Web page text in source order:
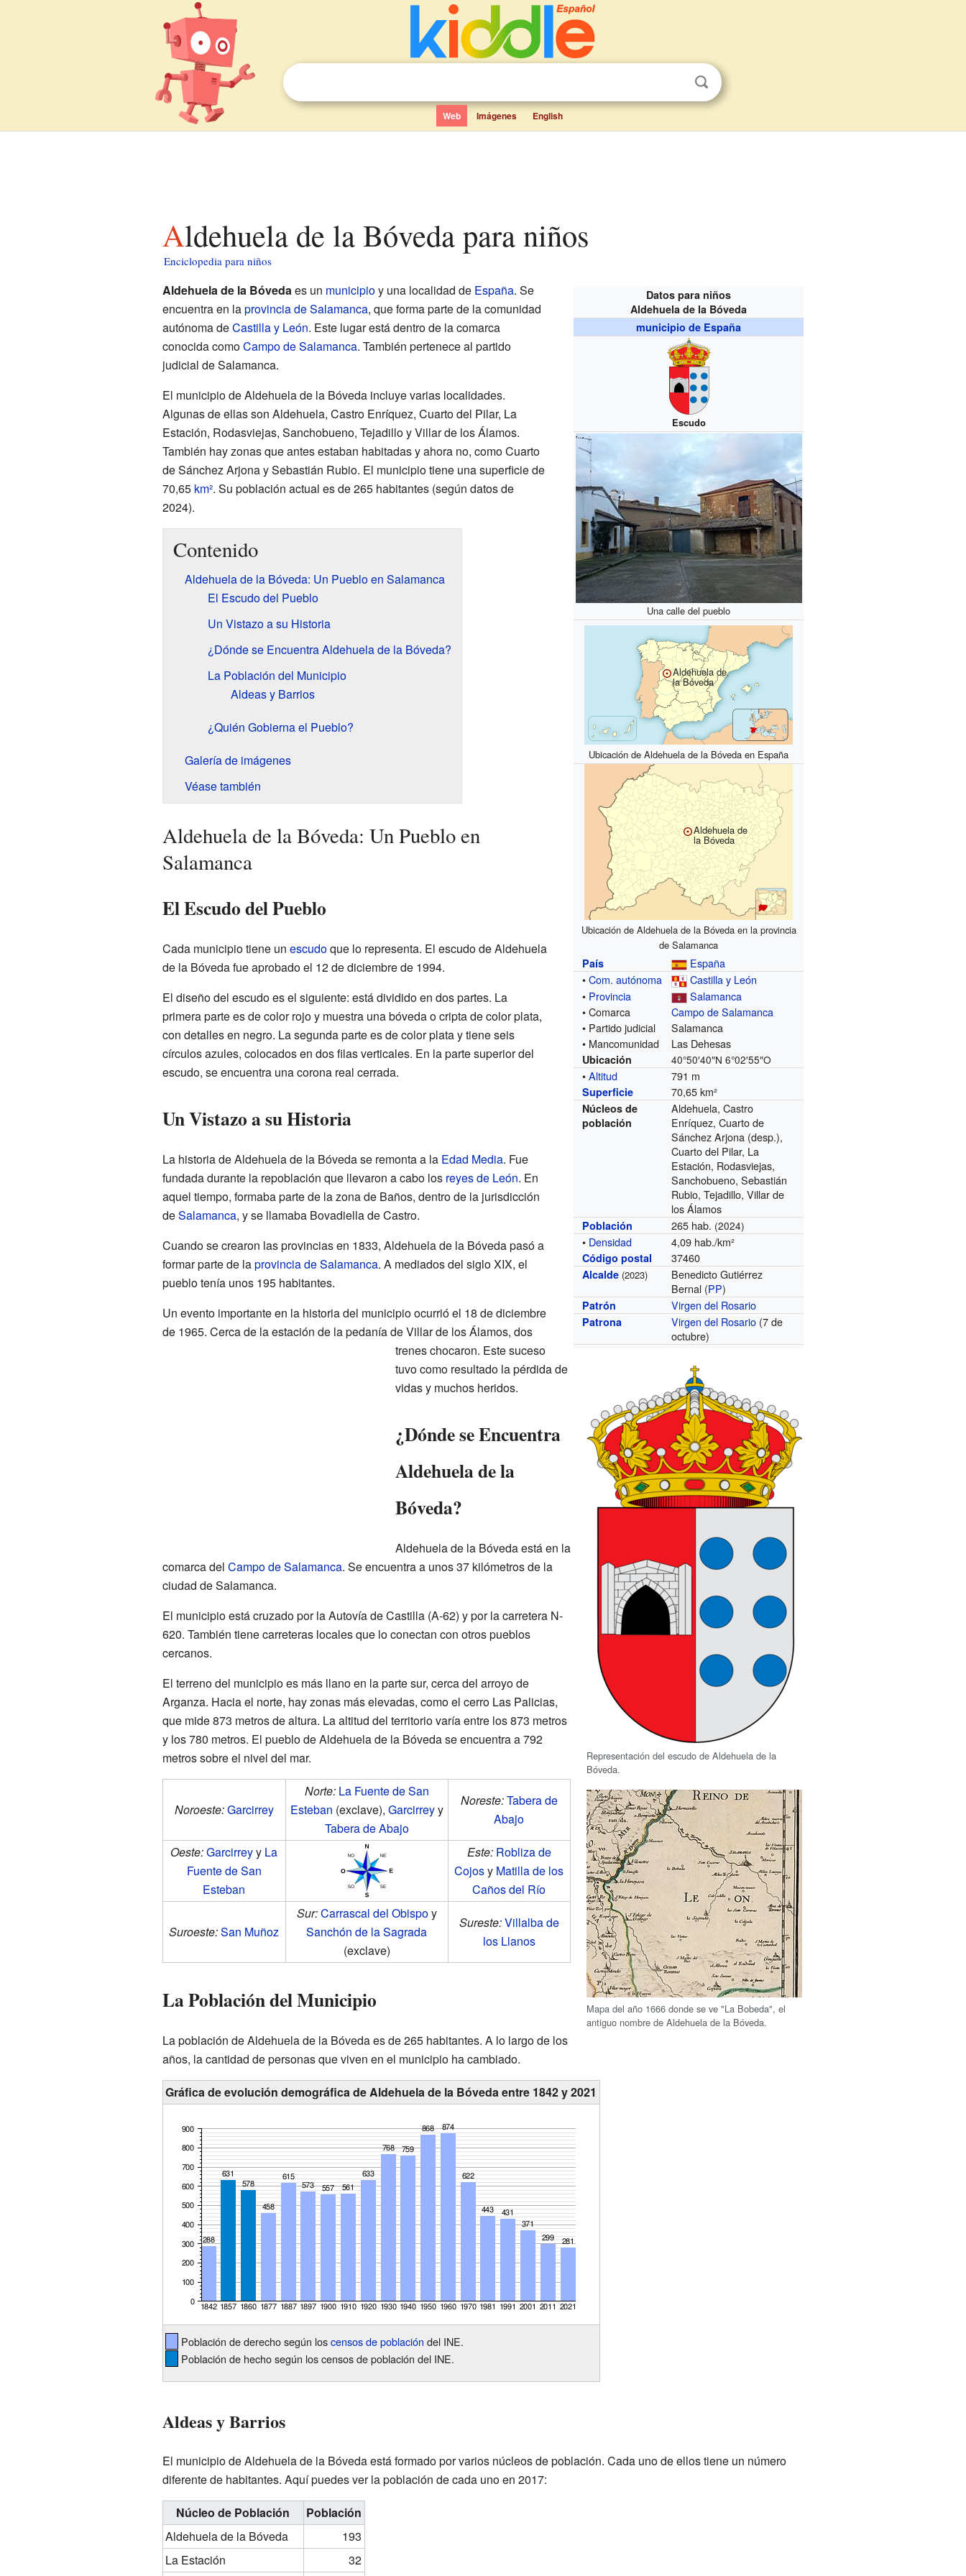
Web Imágenes English
Aldehuela de la Bóveda para niños
Enciclopedia para niños
Datos para niños
Aldehuela de la Bóveda
municipio de España
Escudo
Una calle del pueblo
Aldehuela de
la Bóveda
Ubicación de Aldehuela de la Bóveda en España
Aldehuela de
la Bóveda
Ubicación de Aldehuela de la Bóveda en la provincia
de Salamanca
País
España
•Com. autónoma
Castilla y León
• Provincia
Salamanca
• Comarca
Campo de Salamanca
• Partido judicial
Salamanca
• Mancomunidad
Las Dehesas
Ubicación 40°50′40″N 6°02′55″O
•Altitud 791 m
Superficie 70,65 km²
Núcleos de
población
Aldehuela, Castro
Enríquez, Cuarto de
Sánchez Arjona (desp.),
Cuarto del Pilar, La
Estación, Rodasviejas,
Sanchobueno, Sebastián
Rubio, Tejadillo, Villar de
los Álamos
Población 265 hab. (2024)
• Densidad 4,09 hab./km²
Código postal 37460
Alcalde (2023)
Benedicto Gutiérrez
Bernal (PP)
Patrón Virgen del Rosario
Patrona Virgen del Rosario (7 de
octubre)
Aldehuela de la Bóvedaes un municipioy una localidad de España. Se
encuentra en laprovincia de Salamanca, que forma parte de la comunidad
autónoma deCastilla y León. Este lugar está dentro de la comarca
conocida comoCampo de Salamanca. También pertenece al partido
judicial de Salamanca.
El municipio de Aldehuela de la Bóveda incluye varias localidades.
Algunas de ellas son Aldehuela, Castro Enríquez, Cuarto del Pilar, La
Estación, Rodasviejas, Sanchobueno, Tejadillo y Villar de los Álamos.
También hay zonas que antes estaban habitadas y ahora no, como Cuarto
de Sánchez Arjona y Sebastián Rubio. El municipio tiene una superficie de
70,65 km². Su población actual es de 265 habitantes (según datos de
2024).
Contenido
Aldehuela de la Bóveda: Un Pueblo en Salamanca
El Escudo del Pueblo
Un Vistazo a su Historia
¿Dónde se Encuentra Aldehuela de la Bóveda?
La Población del Municipio
Aldeas y Barrios
¿Quién Gobierna el Pueblo?
Galería de imágenes
Véase también
Aldehuela de la Bóveda: Un Pueblo en
Salamanca
El Escudo del Pueblo
Representación del escudo de Aldehuela de la
Bóveda.
Cada municipio tiene un escudoque lo representa. El escudo de Aldehuela
de la Bóveda fue aprobado el 12 de diciembre de 1994.
El diseño del escudo es el siguiente: está dividido en dos partes. La
primera parte es de color rojo y muestra una bóveda o cripta de color plata,
con detalles en negro. La segunda parte es de color plata y tiene seis
círculos azules, colocados en dos filas verticales. En la parte superior del
escudo, se encuentra una corona real cerrada.
Un Vistazo a su Historia
Mapa del año 1666 donde se ve "La Bobeda", el
antiguo nombre de Aldehuela de la Bóveda.
La historia de Aldehuela de la Bóveda se remonta a la Edad Media. Fue
fundada durante la repoblación que llevaron a cabo los reyes de León. En
aquel tiempo, formaba parte de la zona de Baños, dentro de la jurisdicción
deSalamanca, y se llamaba Bovadiella de Castro.
Cuando se crearon las provincias en 1833, Aldehuela de la Bóveda pasó a
formar parte de laprovincia de Salamanca. A mediados del siglo XIX, el
pueblo tenía unos 195 habitantes.
Un evento importante en la historia del municipio ocurrió el 18 de diciembre
de 1965. Cerca de la estación de la pedanía de Villar de los Álamos, dos
trenes chocaron. Este suceso
tuvo como resultado la pérdida de
vidas y muchos heridos.
¿Dónde se Encuentra
Aldehuela de la
Bóveda?
Aldehuela de la Bóveda está en la
comarca del Campo de Salamanca. Se encuentra a unos 37 kilómetros de la
ciudad de Salamanca.
El municipio está cruzado por la Autovía de Castilla (A-62) y por la carretera N-
620. También tiene carreteras locales que lo conectan con otros pueblos
cercanos.
El terreno del municipio es más llano en la parte sur, cerca del arroyo de
Arganza. Hacia el norte, hay zonas más elevadas, como el cerro Las Palicias,
que mide 873 metros de altura. La altitud del territorio varía entre los 873 metros
y los 780 metros. El pueblo de Aldehuela de la Bóveda se encuentra a 792
metros sobre el nivel del mar.
Noroeste:Garcirrey
Norte: La Fuente de San
Esteban (exclave), Garcirreyy
Tabera de Abajo
Noreste:Tabera de
Abajo
Oeste:Garcirreyy La
Fuente de San
Esteban
Este: Robliza de
Cojosy Matilla de los
Caños del Río
Suroeste:San Muñoz
Sur:Carrascal del Obispoy
Sanchón de la Sagrada
(exclave)
Sureste:Villalba de
los Llanos
La Población del Municipio
La población de Aldehuela de la Bóveda es de 265 habitantes. A lo largo de los
años, la cantidad de personas que viven en el municipio ha cambiado.
Gráfica de evolución demográfica de Aldehuela de la Bóveda entre 1842 y 2021
Población de derecho según loscensos de población del INE.
Población de hecho según los censos de población del INE.
Aldeas y Barrios
El municipio de Aldehuela de la Bóveda está formado por varios núcleos de población. Cada uno de ellos tiene un número
diferente de habitantes. Aquí puedes ver la población de cada uno en 2017:
Núcleo de Población
Población
Aldehuela de la Bóveda
193
La Estación
32